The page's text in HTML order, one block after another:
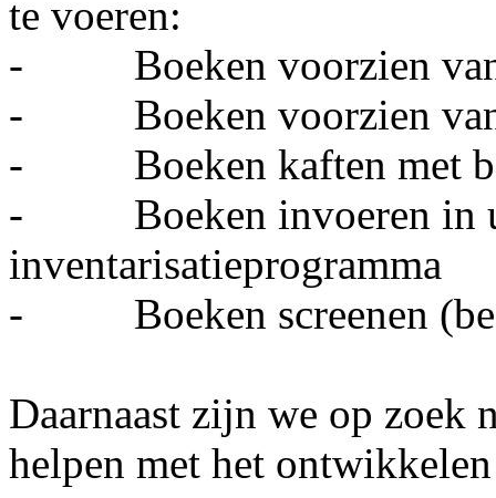
te voeren:
- Boeken voorzien van
- Boeken voorzien van
- Boeken kaften met
- Boeken invoeren in
inventarisatieprogramma
- Boeken screenen
Daarnaast zijn we op zoek
helpen met het